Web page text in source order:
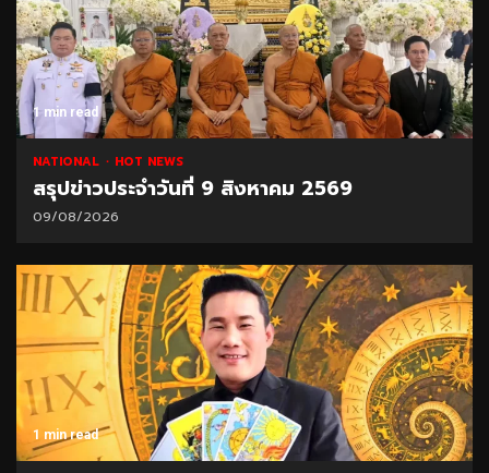
1 min read
NATIONAL HOT NEWS
สรุปข่าวประจำวันที่ 9 สิงหาคม 2569
09/08/2026
1 min read